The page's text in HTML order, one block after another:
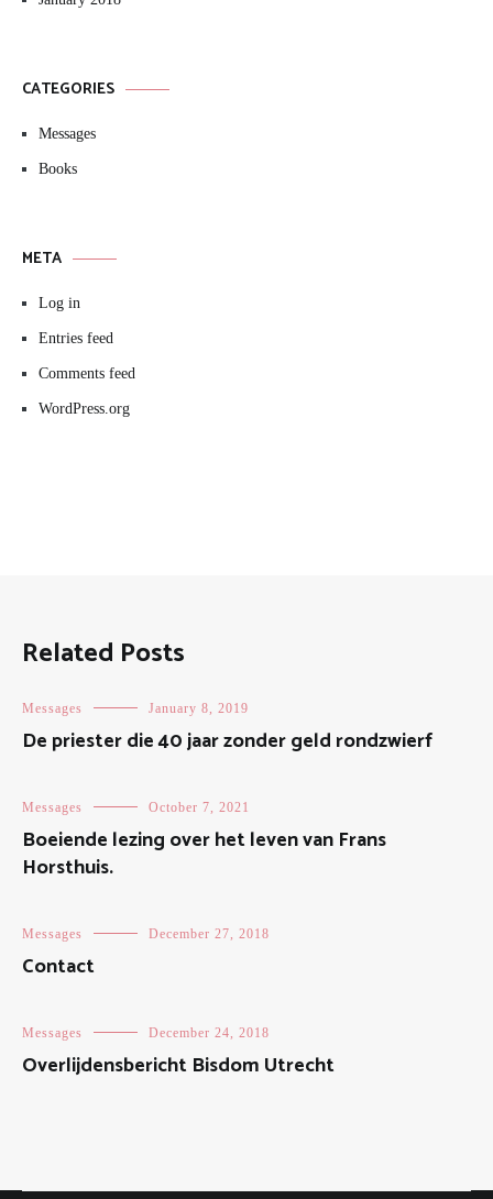
CATEGORIES
Messages
Books
META
Log in
Entries feed
Comments feed
WordPress.org
Related Posts
Messages January 8, 2019
De priester die 40 jaar zonder geld rondzwierf
Messages October 7, 2021
Boeiende lezing over het leven van Frans
Horsthuis.
Messages December 27, 2018
Contact
Messages December 24, 2018
Overlijdensbericht Bisdom Utrecht